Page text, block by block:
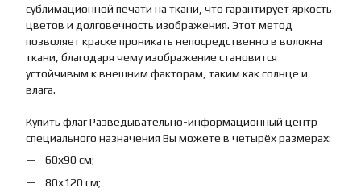
сублимационной печати на ткани, что гарантирует яркость
цветов и долговечность изображения. Этот метод
позволяет краске проникать непосредственно в волокна
ткани, благодаря чему изображение становится
устойчивым к внешним факторам, таким как солнце и
влага.
Купить флаг Разведывательно-информационный центр
специального назначения Вы можете в четырёх размерах:
60х90 см;
80х120 см;